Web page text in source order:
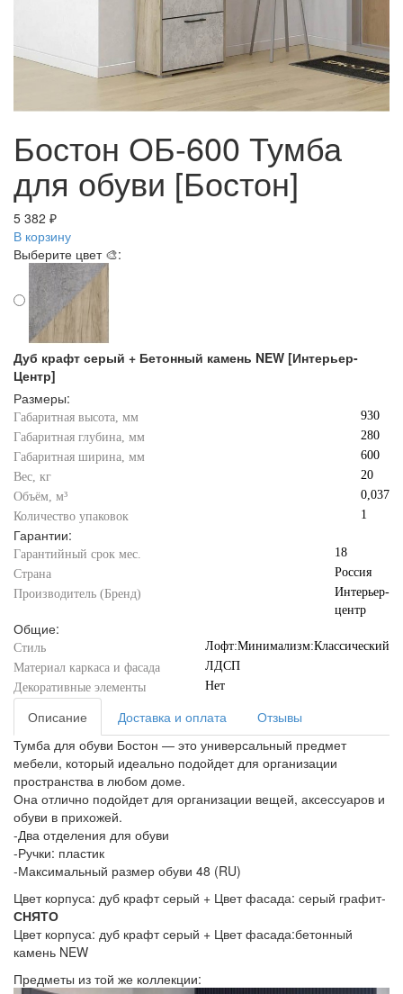
Бостон ОБ-600 Тумба
для обуви [Бостон]
5 382 ₽
В корзину
Выберите цвет 🎨:
Дуб крафт серый + Бетонный камень NEW [Интерьер-
Центр]
Размеры:
Габаритная высота, мм
930
Габаритная глубина, мм
280
Габаритная ширина, мм
600
Вес, кг
20
Объём, м³
0,037
Количество упаковок
1
Гарантии:
Гарантийный срок мес.
18
Страна
Россия
Производитель (Бренд)
Интерьер-
центр
Общие:
Стиль
Лофт:Минимализм:Классический
Материал каркаса и фасада
ЛДСП
Декоративные элементы
Нет
Описание Доставка и оплата
Отзывы
Тумба для обуви Бостон — это универсальный предмет
мебели, который идеально подойдет для организации
пространства в любом доме.
Она отлично подойдет для организации вещей, аксессуаров и
обуви в прихожей.
-Два отделения для обуви
-Ручки: пластик
-Максимальный размер обуви 48 (RU)
Цвет корпуса: дуб крафт серый + Цвет фасада: серый графит-
СНЯТО
Цвет корпуса: дуб крафт серый + Цвет фасада:бетонный
камень NEW
Предметы из той же коллекции: